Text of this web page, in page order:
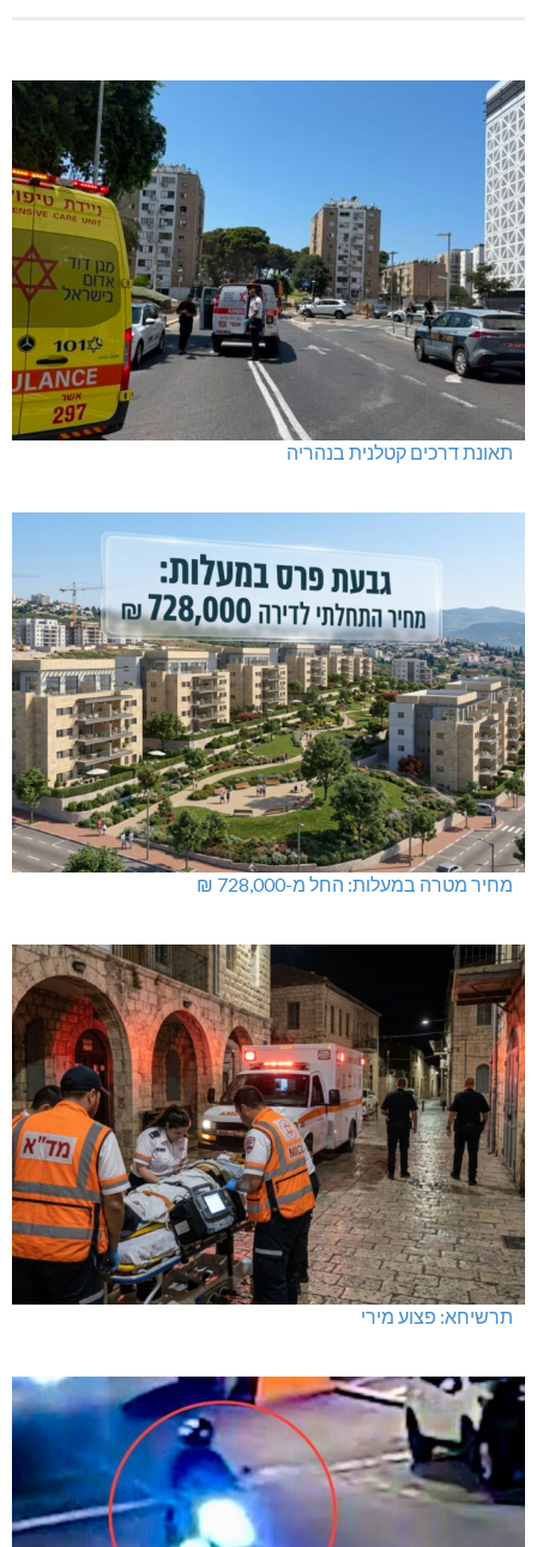
תאונת דרכים קטלנית בנהריה
מחיר מטרה במעלות: החל מ-728,000 ₪
תרשיחא: פצוע מירי